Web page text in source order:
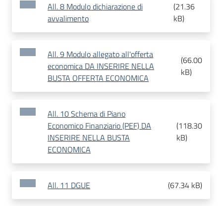
All. 8 Modulo dichiarazione di
avvalimento
(21.36
kB)
All. 9 Modulo allegato all'offerta
economica DA INSERIRE NELLA
BUSTA OFFERTA ECONOMICA
(66.00
kB)
All. 10 Schema di Piano
Economico Finanziario (PEF) DA
INSERIRE NELLA BUSTA
ECONOMICA
(118.30
kB)
All. 11 DGUE (67.34 kB)